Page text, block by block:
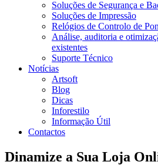
Soluções de Segurança e
Soluções de Impressão
Relógios de Controlo de
Análise, auditoria e
existentes
Suporte Técnico
Notícias
Artsoft
Blog
Dicas
Inforestilo
Informação Útil
Contactos
Dinamize a Sua Loja